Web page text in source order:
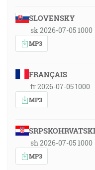
SLOVENSKY
sk 2026-07-05 1000
MP3
FRANÇAIS
fr 2026-07-05 1000
MP3
SRPSKOHRVATSKI
sh 2026-07-05 1000
MP3